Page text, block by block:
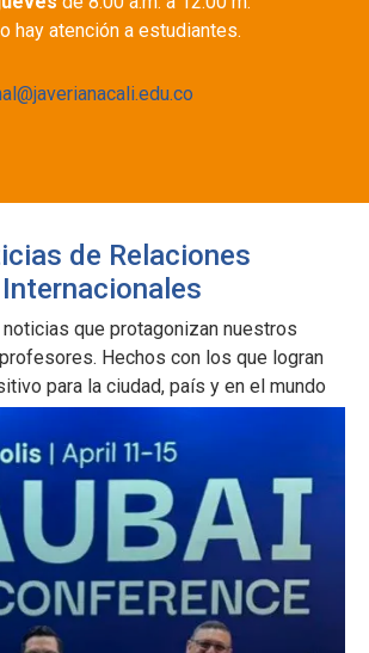
hay atención a estudiantes.
de Relaciones
Internacionales
que protagonizan nuestros
Hechos con los que logran
para la ciudad, país y en el mundo